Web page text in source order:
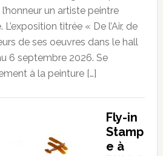
un artiste peintre
titrée « De l’Air, de
de ses oeuvres dans le hall
6 septembre 2026. Se
à la peinture […]
Fly-in
Stamp
e à